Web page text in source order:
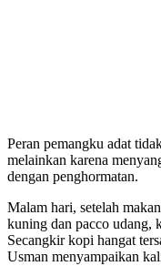
Peran pemangku adat
melainkan karena
dengan penghormatan.
Malam hari, setelah
kuning dan pacco udang,
Secangkir kopi hangat
Usman menyampaikan